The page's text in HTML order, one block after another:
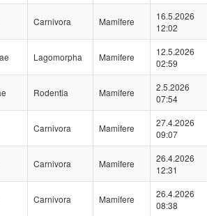
Carnivora Mamifere
16.5.2026
12:02
Lagomorpha Mamifere
12.5.2026
02:59
Rodentia Mamifere
2.5.2026
07:54
Carnivora Mamifere
27.4.2026
09:07
Carnivora Mamifere
26.4.2026
12:31
Carnivora Mamifere
26.4.2026
08:38